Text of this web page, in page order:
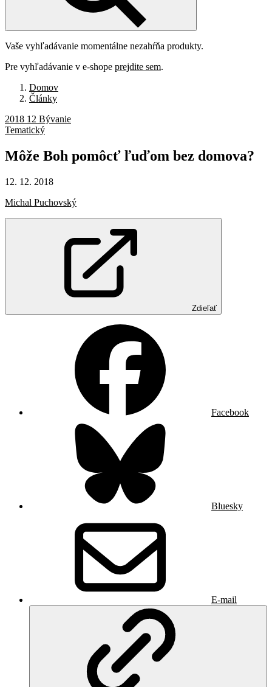
Vaše vyhľadávanie momentálne nezahŕňa produkty.
Pre vyhľadávanie v e-shope prejdite sem.
Domov
Články
2018 12 Bývanie
Tematický
Môže Boh pomôcť ľuďom bez domova?
12. 12. 2018
Michal Puchovský
Zdieľať
Facebook
Bluesky
E-mail